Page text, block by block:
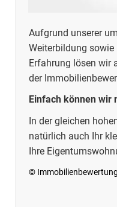
Aufgrund unserer
Weiterbildung sowie
Erfahrung lösen wir
der
Einfach können wir
In der gleichen
natürlich auch Ihr
Ihre
©